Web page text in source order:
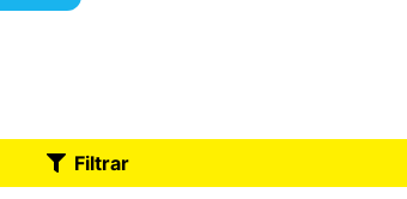
Filtrar